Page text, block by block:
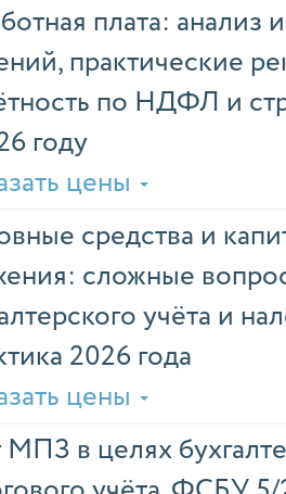
плата: анализ
практические
по НДФЛ и
году
цены
средства и
сложные
учёта и
2026 года
цены
МПЗ в целях